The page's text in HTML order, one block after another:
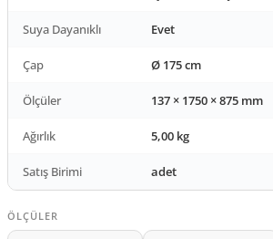
Suya Dayanıklı Evet
Çap Ø 175 cm
Ölçüler 137 × 1750 × 875 mm
Ağırlık 5,00 kg
Satış Birimi adet
ÖLÇÜLER